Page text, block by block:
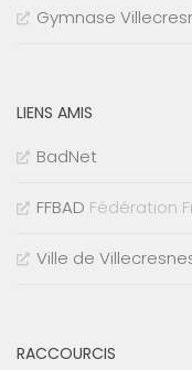
Gymnase
LIENS AMIS
BadNet
FFBAD Fédération
Ville de
RACCOURCIS